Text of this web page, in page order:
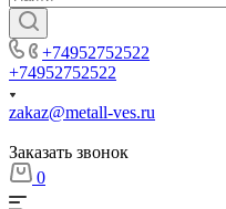
+74952752522
+74952752522
zakaz@metall-ves.ru
Заказать звонок
0